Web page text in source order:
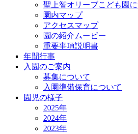
聖上智オリーブこども園
園内マップ
アクセスマップ
園の紹介ムービー
重要事項説明書
年間行事
入園のご案内
募集について
入園準備保育について
園児の様子
2025年
2024年
2023年